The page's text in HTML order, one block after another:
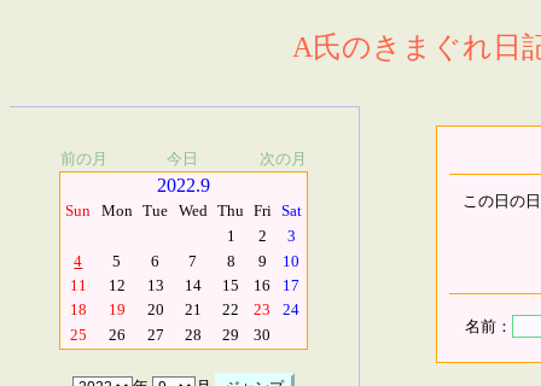
A氏のきまぐれ日
前の月 今日 次の月
2022.9
Sun Mon Tue Wed Thu Fri Sat
1
2
3
4
5 6 7 8 9
10
11
12 13 14 15 16
17
18
19 20 21 22 23
24
25
26 27 28 29 30
この日の
名前：